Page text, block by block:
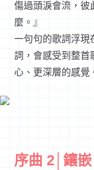
傷過頭淚會流，彼
麼。』
一句句的歌詞浮現
詞，會感受到整首
心、更深層的感覺
序曲 2│鑲嵌